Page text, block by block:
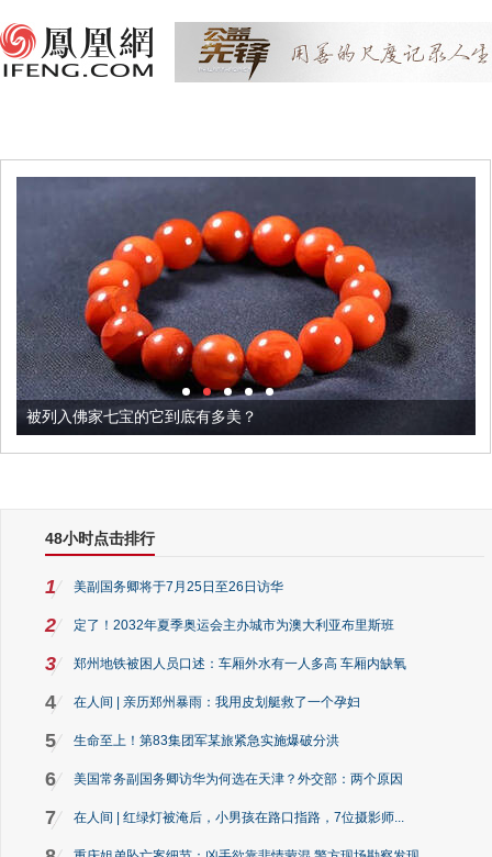
被列入佛家七宝的它到底有多美？
48小时点击排行
1 美副国务卿将于7月25日至26日访华
2 定了！2032年夏季奥运会主办城市为澳大利亚布里斯班
3 郑州地铁被困人员口述：车厢外水有一人多高 车厢内缺氧
4 在人间 | 亲历郑州暴雨：我用皮划艇救了一个孕妇
5 生命至上！第83集团军某旅紧急实施爆破分洪
6 美国常务副国务卿访华为何选在天津？外交部：两个原因
7 在人间 | 红绿灯被淹后，小男孩在路口指路，7位摄影师...